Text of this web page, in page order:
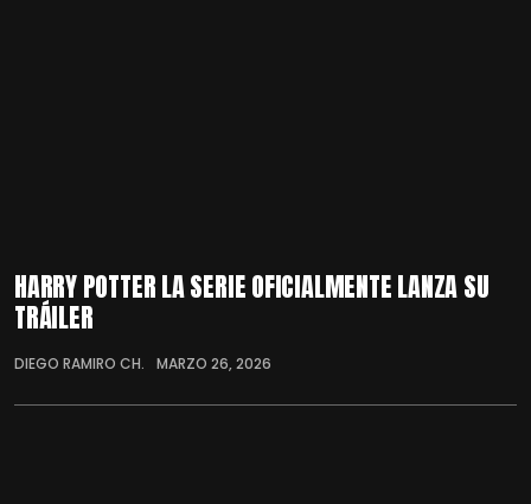
HARRY POTTER LA SERIE OFICIALMENTE LANZA SU
TRÁILER
DIEGO RAMIRO CH. MARZO 26, 2026